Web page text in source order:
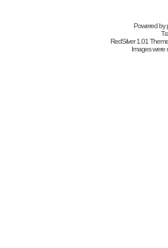
Powered by
RedSilver 1.01
Images were